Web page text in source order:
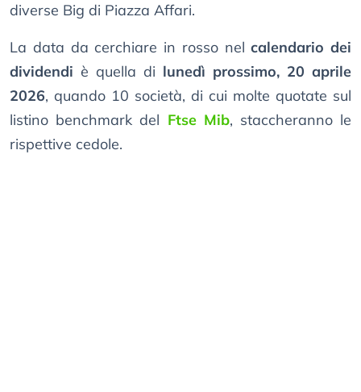
diverse Big di Piazza Affari.
La data da cerchiare in rosso nelcalendario dei
dividendi è quella di lunedì prossimo, 20 aprile
2026, quando 10 società, di cui molte quotate sul
listino benchmark del Ftse Mib, staccheranno le
rispettive cedole.